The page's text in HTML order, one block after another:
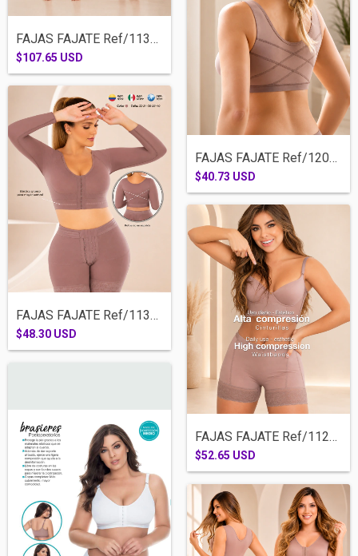
FAJAS FAJATE Ref/11347-RODILLA BRASIER M...
$107.65 USD
FAJAS FAJATE Ref/11377- BRASIER POSTQUIR...
$48.30 USD
FAJAS FAJATE Ref/12065- BRASIER CORRECTO...
$40.73 USD
FAJAS FAJATE Ref/11227-CALZON CACHETERO...
$52.65 USD